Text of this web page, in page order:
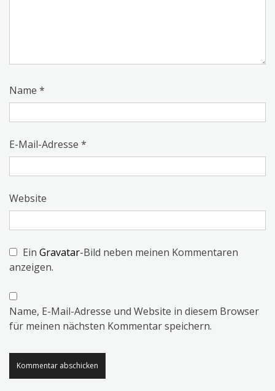
Name *
E-Mail-Adresse *
Website
Ein Gravatar-Bild neben meinen Kommentaren
anzeigen.
Name, E-Mail-Adresse und Website in diesem Browser
für meinen nächsten Kommentar speichern.